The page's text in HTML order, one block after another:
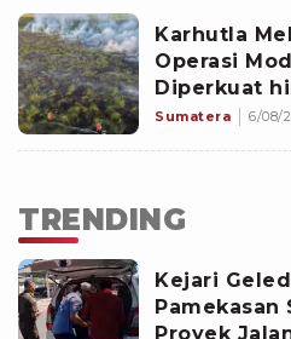
Karhutla
Operasi
Diperkuat
Sumatera 6/08/
TRENDING
Kejari
Pamekasan
Proyek